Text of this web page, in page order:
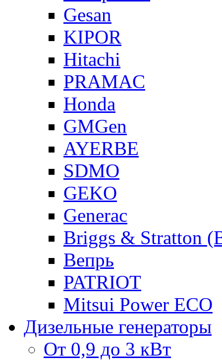
Gesan
KIPOR
Hitachi
PRAMAC
Honda
GMGen
AYERBE
SDMO
GEKO
Generac
Briggs & Stratton
Вепрь
PATRIOT
Mitsui Power ECO
Дизельные генераторы
От 0,9 до 3 кВт